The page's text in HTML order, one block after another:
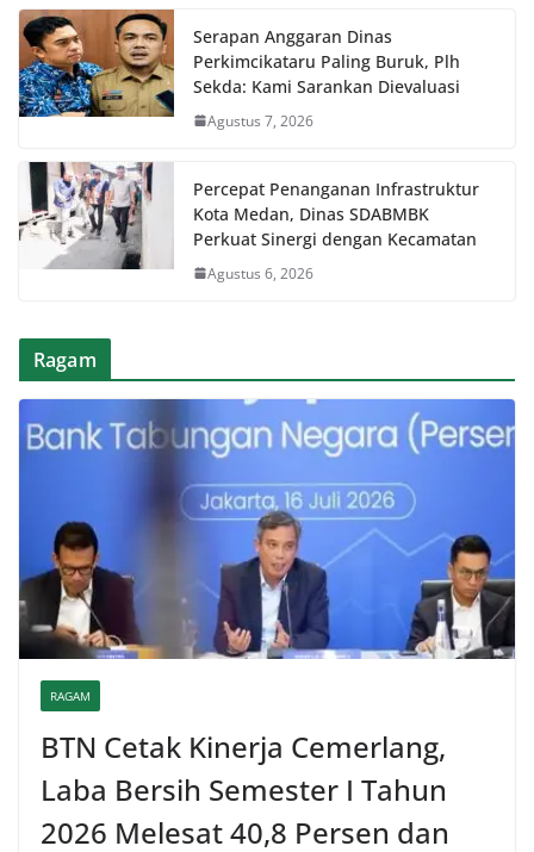
Serapan Anggaran Dinas
Perkimcikataru Paling Buruk, Plh
Sekda: Kami Sarankan Dievaluasi
Agustus 7, 2026
Percepat Penanganan Infrastruktur
Kota Medan, Dinas SDABMBK
Perkuat Sinergi dengan Kecamatan
Agustus 6, 2026
Ragam
RAGAM
BTN Cetak Kinerja Cemerlang,
Laba Bersih Semester I Tahun
2026 Melesat 40,8 Persen dan